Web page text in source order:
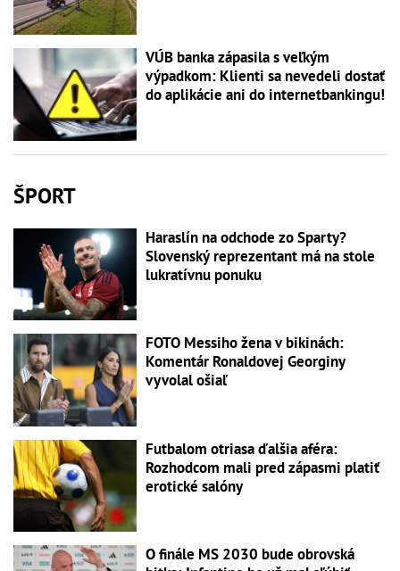
VÚB banka zápasila s veľkým
výpadkom: Klienti sa nevedeli dostať
do aplikácie ani do internetbankingu!
ŠPORT
Haraslín na odchode zo Sparty?
Slovenský reprezentant má na stole
lukratívnu ponuku
FOTO Messiho žena v bikinách:
Komentár Ronaldovej Georginy
vyvolal ošiaľ
Futbalom otriasa ďalšia aféra:
Rozhodcom mali pred zápasmi platiť
erotické salóny
O finále MS 2030 bude obrovská